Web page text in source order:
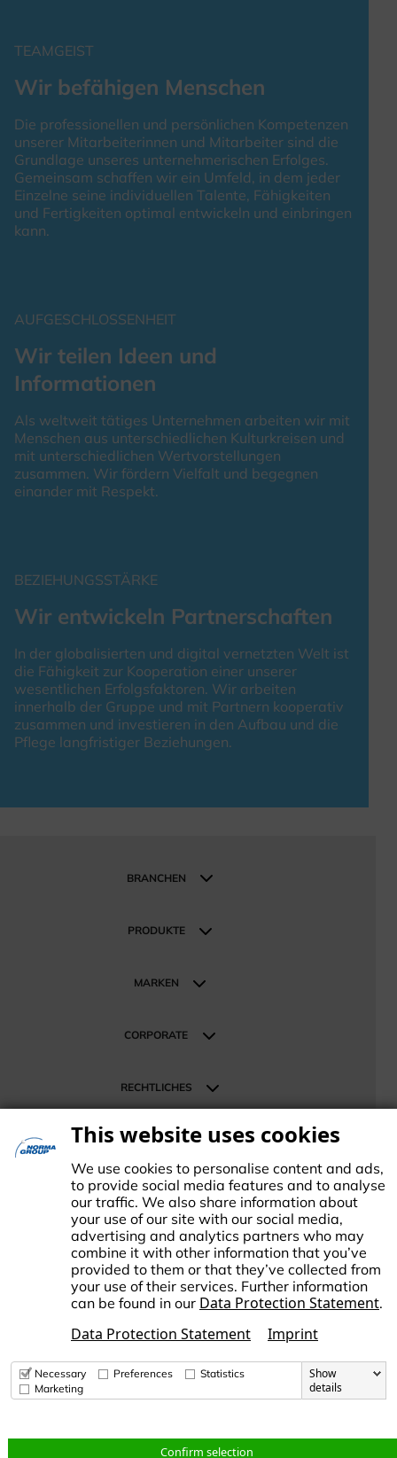
This website uses cookies
We use cookies to personalise content and ads,
to provide social media features and to analyse
our traffic. We also share information about
your use of our site with our social media,
advertising and analytics partners who may
combine it with other information that you’ve
provided to them or that they’ve collected from
your use of their services. Further information
can be found in our Data Protection Statement.
Data Protection Statement Imprint
Necessary Preferences
Statistics
Marketing
Show
details
Confirm selection
TEAMGEIST
Wir befähigen Menschen
Die professionellen und persönlichen Kompetenzen
unserer Mitarbeiterinnen und Mitarbeiter sind die
Grundlage unseres unternehmerischen Erfolges.
Gemeinsam schaffen wir ein Umfeld, in dem jeder
Einzelne seine individuellen Talente, Fähigkeiten
und Fertigkeiten optimal entwickeln und einbringen
kann.
AUFGESCHLOSSENHEIT
Wir teilen Ideen und
Informationen
Als weltweit tätiges Unternehmen arbeiten wir mit
Menschen aus unterschiedlichen Kulturkreisen und
mit unterschiedlichen Wertvorstellungen
zusammen. Wir fördern Vielfalt und begegnen
einander mit Respekt.
BEZIEHUNGSSTÄRKE
Wir entwickeln Partnerschaften
In der globalisierten und digital vernetzten Welt ist
die Fähigkeit zur Kooperation einer unserer
wesentlichen Erfolgsfaktoren. Wir arbeiten
innerhalb der Gruppe und mit Partnern kooperativ
zusammen und investieren in den Aufbau und die
Pflege langfristiger Beziehungen.
BRANCHEN
Industrie und Fertigung
PRODUKTE
MARKEN
CORPORATE
Presse und News
Karriere
RECHTLICHES
Datenschutzhinweise
Impressum
Cookie-Einstellungen ändern
SUPPORT
Kontakt
NORMA Group ist ein internationaler Marktführer für
und standardisierte Verbindungstechnologie. Dabei
Herausforderungen wie den Klimawandel und die zunehmende
© Copyright 2026 NORMA Group
Cookie-